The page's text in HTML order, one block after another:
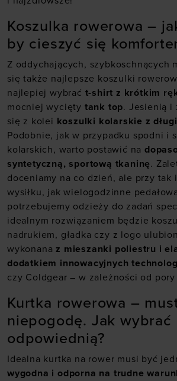
Koszulka rowerowa –
by cieszyć się
Z oddychających, szybkoschnących
się także najlepsze koszulki
najlepiej wybrać t-shirt z krótkim
mocniej wycięty tank top. Jesienią i
się z kolei koszulki kolarskie z
Podobnie, jak w przypadku spodni i
kolarskich, warto postawić na
syntetyczną, sportową tkaninę.
doceniamy na co dzień, ale przy tak
wysiłku, jak wielogodzinne
potrzebujemy odzieży do zadań
idealnym rozwiązaniem będzie
nadrukiem, gładka czy z logo
wykonana z mieszanki poliestru i
dodatkiem innowacyjnych
czy Coldgear – w zależności od pory
Kurtka rowerowa –
niepogodę. Jak wybrać
odpowiednią?
Idealna kurtka na rower musi być
wygodna i odporna na trudne